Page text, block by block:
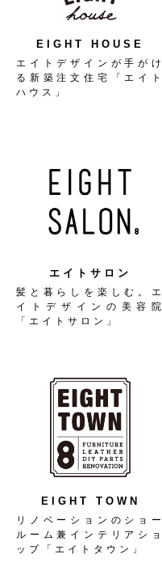
EIGHT HOUSE
エイトデザインが手がけ
る新築注文住宅「エイト
ハウス」
エイトサロン
髪と暮らしを楽しむ。エ
イトデザインの美容院
「エイトサロン」
EIGHT TOWN
リノベーションのショー
ルーム兼インテリアショ
ップ「エイトタウン」